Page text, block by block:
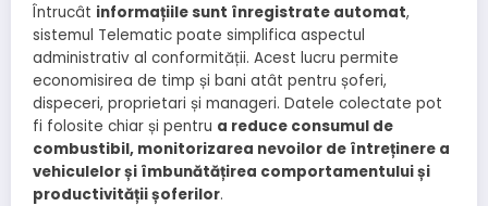
Întrucât informațiile sunt înregistrate automat,
sistemul Telematic poate simplifica aspectul
administrativ al conformității. Acest lucru permite
economisirea de timp și bani atât pentru șoferi,
dispeceri, proprietari și manageri. Datele colectate pot
fi folosite chiar și pentru a reduce consumul de
combustibil, monitorizarea nevoilor de întreținere a
vehiculelor și îmbunătățirea comportamentului și
productivității șoferilor.